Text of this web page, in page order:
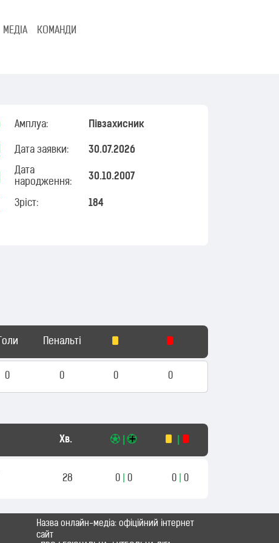
МЕДІА КОМАНДИ
Амплуа: Півзахисник
Дата заявки: 30.07.2026
Дата
народження:
30.10.2007
Зріст: 184
Голи Пенальті
0 0 0 0
Хв.
28 0 0 0 0
Назва онлайн-медіа: офіційний інтернет
сайт